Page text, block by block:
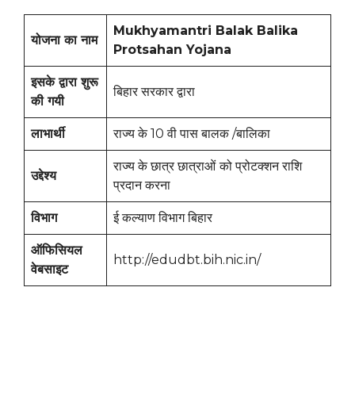
योजना का नाम
Mukhyamantri Balak Balika
Protsahan Yojana
इसके द्वारा शुरू
की गयी
बिहार सरकार द्वारा
लाभार्थी राज्य के 10 वी पास बालक /बालिका
उद्देश्य
राज्य के छात्र छात्राओं को प्रोटक्शन राशि
प्रदान करना
विभाग ई कल्याण विभाग बिहार
ऑफिसियल
वेबसाइट
http://edudbt.bih.nic.in/